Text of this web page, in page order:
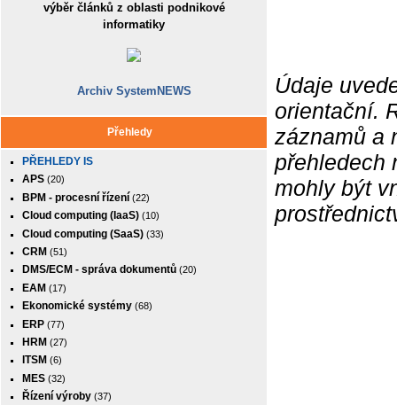
výběr článků z oblasti podnikové
informatiky
Archiv SystemNEWS
Přehledy
PŘEHLEDY IS
APS (20)
BPM - procesní řízení (22)
Cloud computing (IaaS) (10)
Cloud computing (SaaS) (33)
CRM (51)
DMS/ECM - správa dokumentů (20)
EAM (17)
Ekonomické systémy (68)
ERP (77)
HRM (27)
ITSM (6)
MES (32)
Řízení výroby (37)
Údaje
orientační.
záznamů a
přehledech
mohly být